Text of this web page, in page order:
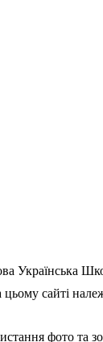
Українська
сайті
фото та